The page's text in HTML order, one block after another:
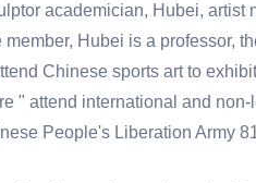
academician, Hubei,
Hubei is a professor,
Chinese sports art to
" attend international and
People's Liberation Army